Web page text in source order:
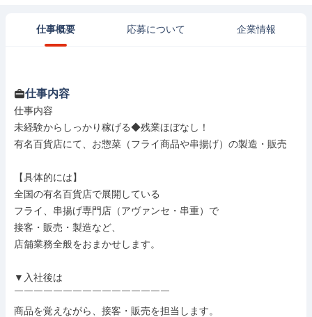
仕事概要 応募について 企業情報
仕事内容
仕事内容
未経験からしっかり稼げる◆残業ほぼなし！
有名百貨店にて、お惣菜（フライ商品や串揚げ）の製造・販売
【具体的には】
全国の有名百貨店で展開している
フライ、串揚げ専門店（アヴァンセ・串重）で
接客・販売・製造など、
店舗業務全般をおまかせします。
▼入社後は
￣￣￣￣￣￣￣￣￣￣￣￣￣￣￣￣
商品を覚えながら、接客・販売を担当します。